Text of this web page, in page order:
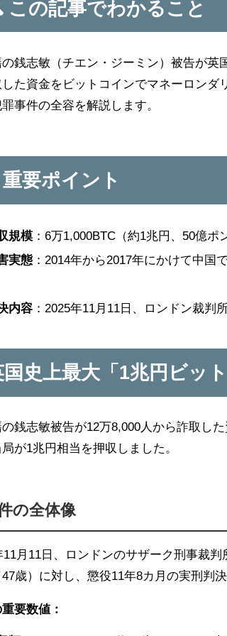
この記事でわかること
の銭志敏（チエン・ジーミン）被告が英
した資金をビットコインでマネーロン
事件の全容を解説します。
重要ポイント
規模：6万1,000BTC（約1兆円、50億
実態：2014年から2017年にかけて中国
内容：2025年11月11日、ロンドン裁判
国史上最大「1兆円ビッ
の銭志敏被告が12万8,000人から詐取し
が1兆円相当を押収しました。
の全体像
11月11日、ロンドンのサザーク刑事裁判
歳）に対し、懲役11年8カ月の実刑判
要数値：